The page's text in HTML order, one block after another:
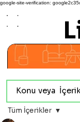
google-site-verification:
Tüm İçerikler